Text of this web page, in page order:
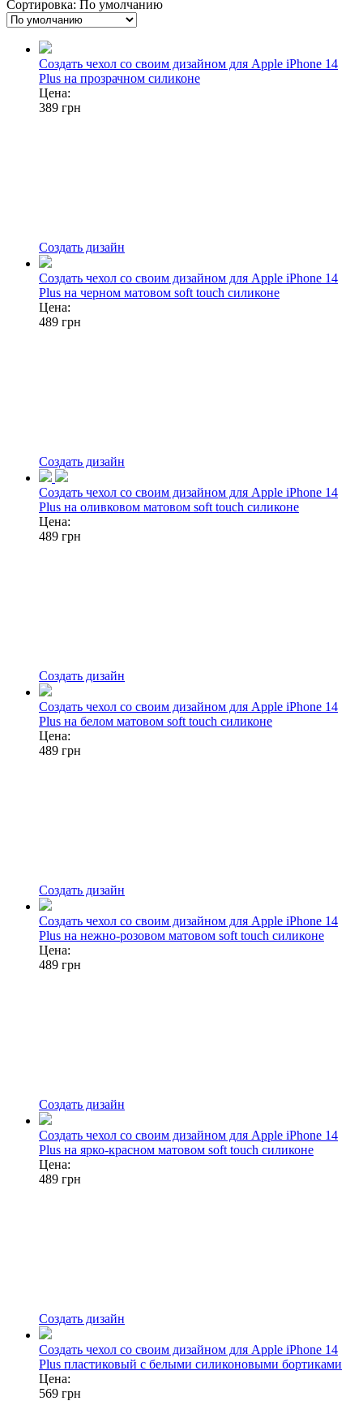
Сортировка: По умолчанию
Создать чехол со своим дизайном для Apple iPhone 14
Plus на прозрачном силиконе
Цена:
389 грн
Создать дизайн
Создать чехол со своим дизайном для Apple iPhone 14
Plus на черном матовом soft touch силиконе
Цена:
489 грн
Создать дизайн
Создать чехол со своим дизайном для Apple iPhone 14
Plus на оливковом матовом soft touch силиконе
Цена:
489 грн
Создать дизайн
Создать чехол со своим дизайном для Apple iPhone 14
Plus на белом матовом soft touch силиконе
Цена:
489 грн
Создать дизайн
Создать чехол со своим дизайном для Apple iPhone 14
Plus на нежно-розовом матовом soft touch силиконе
Цена:
489 грн
Создать дизайн
Создать чехол со своим дизайном для Apple iPhone 14
Plus на ярко-красном матовом soft touch силиконе
Цена:
489 грн
Создать дизайн
Создать чехол со своим дизайном для Apple iPhone 14
Plus пластиковый с белыми силиконовыми бортиками
Цена:
569 грн